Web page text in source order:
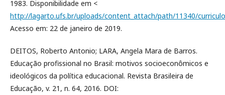
1983. Disponibilidade em <
http://lagarto.ufs.br/uploads/content_attach/path/11340/
Acesso em: 22 de janeiro de 2019.
DEITOS, Roberto Antonio; LARA, Angela Mara de Barros.
Educação profissional no Brasil: motivos socioeconômicos e
ideológicos da política educacional. Revista Brasileira de
Educação, v. 21, n. 64, 2016. DOI: